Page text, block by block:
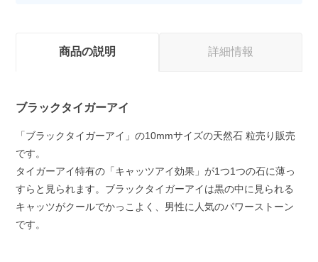
商品の説明 詳細情報
ブラックタイガーアイ
「ブラックタイガーアイ」の10mmサイズの天然石 粒売り販売
です。
タイガーアイ特有の「キャッツアイ効果」が1つ1つの石に薄っ
すらと見られます。ブラックタイガーアイは黒の中に見られる
キャッツがクールでかっこよく、男性に人気のパワーストーン
です。